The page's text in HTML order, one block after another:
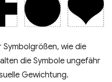
wie die
die Symbole ungefähr
Gewichtung.